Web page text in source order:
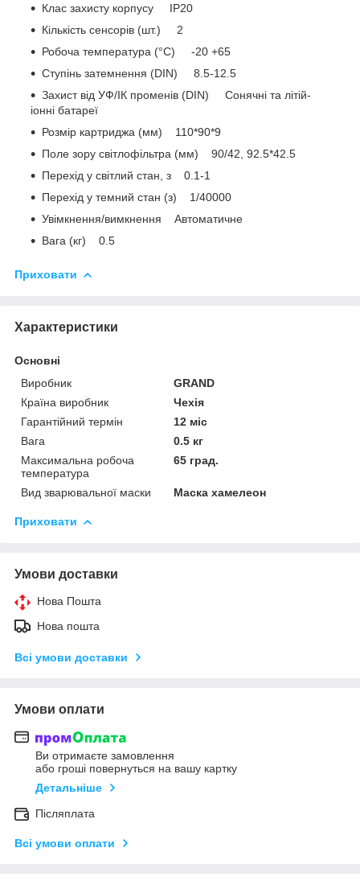
Клас захисту корпусу IP20
Кількість сенсорів (шт.) 2
Робоча температура (°С) -20 +65
Ступінь затемнення (DIN) 8.5-12.5
Захист від УФ/ІК променів (DIN) Сонячні та літій-
іонні батареї
Розмір картриджа (мм) 110*90*9
Поле зору світлофільтра (мм) 90/42, 92.5*42.5
Перехід у світлий стан, з 0.1-1
Перехід у темний стан (з) 1/40000
Увімкнення/вимкнення Автоматичне
Вага (кг) 0.5
Приховати
Характеристики
Основні
Виробник
GRAND
Країна виробник
Чехія
Гарантійний термін
12 міс
Вага
0.5 кг
Максимальна робоча
температура
65 град.
Вид зварювальної маски Маска хамелеон
Приховати
Умови доставки
Нова Пошта
Нова пошта
Всі умови доставки
Умови оплати
Ви отримаєте замовлення
або гроші повернуться на вашу картку
Детальніше
Післяплата
Всі умови оплати